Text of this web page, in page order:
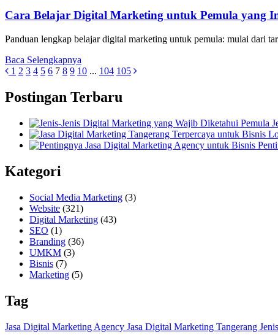
Cara Belajar Digital Marketing untuk Pemula yang
Panduan lengkap belajar digital marketing untuk pemula: mulai dari
Baca Selengkapnya
1 2 3 4 5 6 7 8 9 10 ... 104 105
Postingan Terbaru
Kategori
Social Media Marketing (3)
Website (321)
Digital Marketing (43)
SEO (1)
Branding (36)
UMKM (3)
Bisnis (7)
Marketing (5)
Tag
Jasa Digital Marketing Agency Jasa Digital Marketing Tangerang